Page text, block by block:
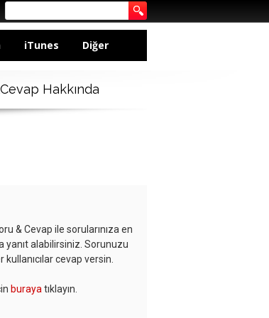
iTunes Diğer
Hakkında
& Cevap ile sorularınıza en
yanıt alabilirsiniz. Sorunuzu
cevap versin.
buraya tıklayın.